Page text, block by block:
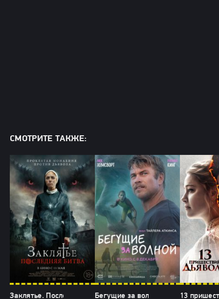
СМОТРИТЕ ТАКЖЕ:
Заклятье. Последняя битва (2024)Бегущие за волной (2024)13